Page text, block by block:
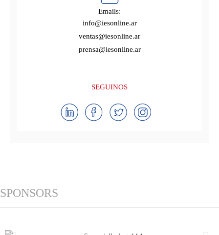
Emails:
info@iesonline.ar
ventas@iesonline.ar
prensa@iesonline.ar
SEGUINOS
SPONSORS